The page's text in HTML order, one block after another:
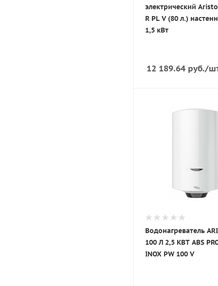
электрический
R PL V (80 л.)
1,5 кВт
12 189.64 руб./
Водонагреватель
100 Л 2,5 КВТ ABS
INOX PW 100 V